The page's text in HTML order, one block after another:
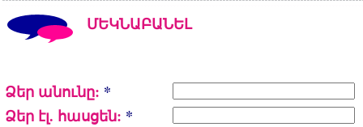
ՄԵԿՆԱԲԱՆԵԼ
Ձեր անունը: *
Ձեր էլ. հասցեն: *